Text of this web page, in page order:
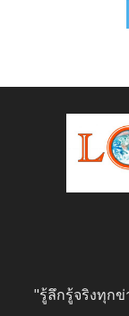
"รู้ลึกรู้จริงทุก